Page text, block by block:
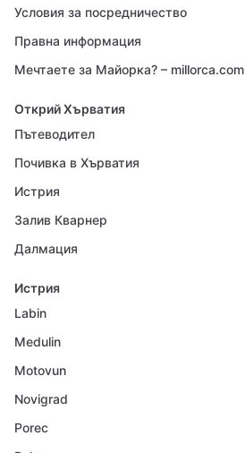
Условия за посредничество
Правна информация
Мечтаете за Майорка? – millorca.com
Открий Хърватия
Пътеводител
Почивка в Хърватия
Истрия
Залив Кварнер
Далмация
Истрия
Labin
Medulin
Motovun
Novigrad
Porec